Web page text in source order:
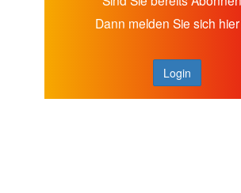
Dann melden Sie sich
Login